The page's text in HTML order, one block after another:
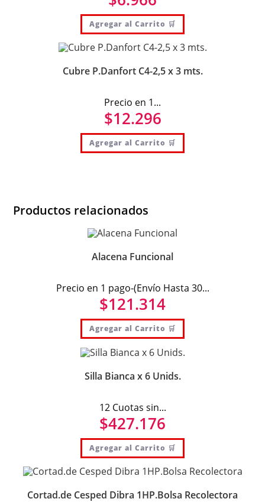
Agregar al Carrito 🛒
Cubre P.Danfort C4-2,5 x 3 mts.
Precio en 1...
$12.296
Agregar al Carrito 🛒
Productos relacionados
Alacena Funcional
Precio en 1 pago-(Envío Hasta 30...
$121.314
Agregar al Carrito 🛒
Silla Bianca x 6 Unids.
12 Cuotas sin...
$427.176
Agregar al Carrito 🛒
Cortad.de Cesped Dibra 1HP.Bolsa Recolectora